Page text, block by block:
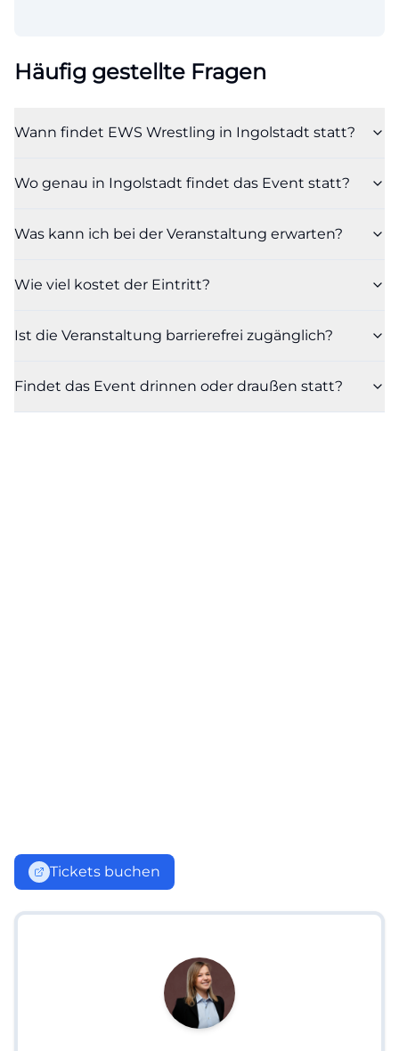
Häufig gestellte Fragen
Wann findet EWS Wrestling in Ingolstadt statt?
Wo genau in Ingolstadt findet das Event statt?
Was kann ich bei der Veranstaltung erwarten?
Wie viel kostet der Eintritt?
Ist die Veranstaltung barrierefrei zugänglich?
Findet das Event drinnen oder draußen statt?
Tickets buchen